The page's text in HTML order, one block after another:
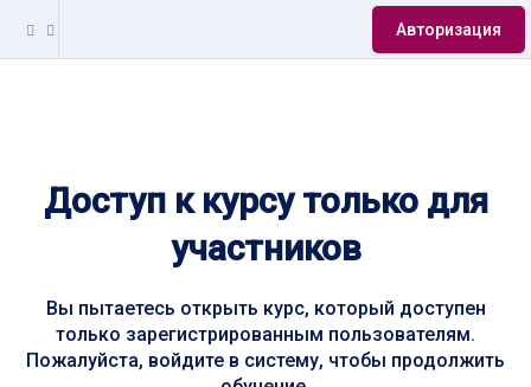
Авторизация
Доступ к курсу только для
участников
Вы пытаетесь открыть курс, который доступен
только зарегистрированным пользователям.
Пожалуйста, войдите в систему, чтобы продолжить